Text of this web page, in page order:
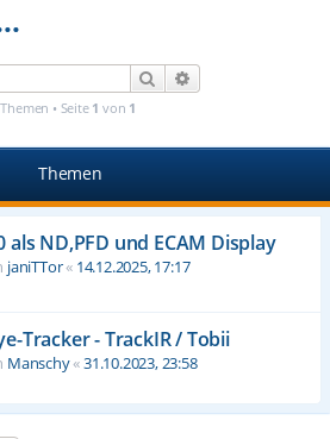
Suche
• Seite1 von 1
Themen
als ND,PFD und ECAM Display
janiTTor« 14.12.2025, 17:17
Tracker - TrackIR / Tobii
Manschy«31.10.2023, 23:58